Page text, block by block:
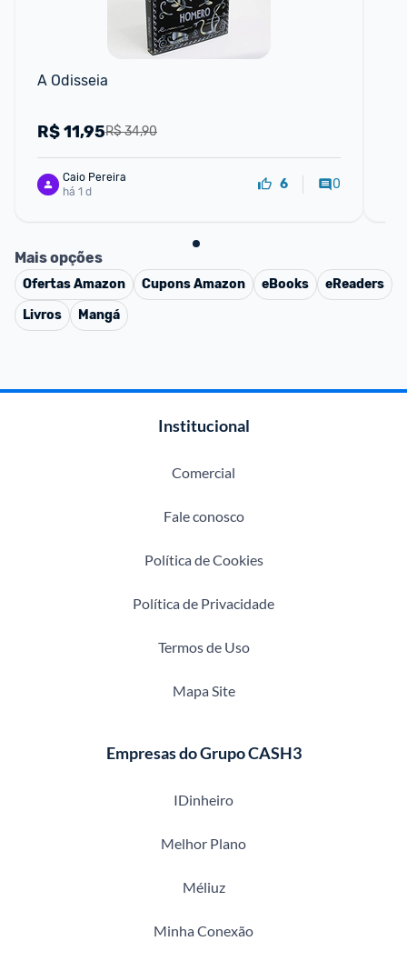
A Odisseia
R$ 34,90
R$11,95
Caio Pereira
há 1 d
6 0
Mais opções
OfertasAmazon CuponsAmazon eBooks
eReaders
Livros
Mangá
Institucional
Comercial
Fale conosco
Política de Cookies
Política de Privacidade
Termos de Uso
Mapa Site
Empresas do Grupo CASH3
IDinheiro
Melhor Plano
Méliuz
Minha Conexão